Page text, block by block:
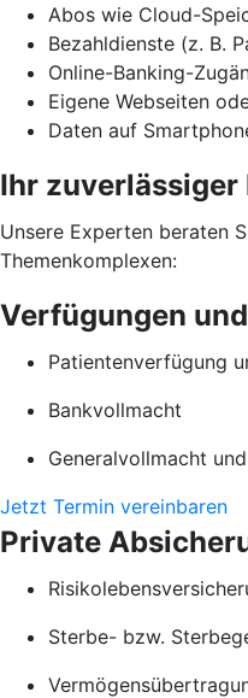
Abos wie Cloud-
Bezahldienste (z. B.
Online-Banking-
Eigene Webseiten
Daten auf
Ihr zuverlässiger
Unsere Experten beraten
Themenkomplexen:
Verfügungen
Patientenverfügung
Bankvollmacht
Generalvollmacht
Jetzt Termin vereinbaren
Private
Sterbe- bzw.